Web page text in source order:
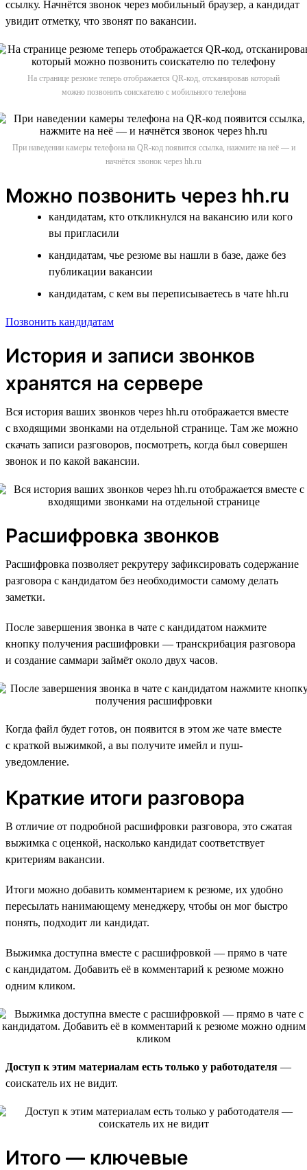
ссылку. Начнётся звонок через мобильный браузер, а кандидат
увидит отметку, что звонят по вакансии.
На странице резюме теперь отображается QR-код, отсканировав который
можно позвонить соискателю с мобильного телефона
При наведении камеры телефона на QR-код появится ссылка, нажмите на неё — и
начнётся звонок через hh.ru
Можно позвонить через hh.ru
кандидатам, кто откликнулся на вакансию или кого
вы пригласили
кандидатам, чье резюме вы нашли в базе, даже без
публикации вакансии
кандидатам, с кем вы переписываетесь в чате hh.ru
Позвонить кандидатам
История и записи звонков
хранятся на сервере
Вся история ваших звонков через hh.ru отображается вместе
с входящими звонками на отдельной странице. Там же можно
скачать записи разговоров, посмотреть, когда был совершен
звонок и по какой вакансии.
Расшифровка звонков
Расшифровка позволяет рекрутеру зафиксировать содержание
разговора с кандидатом без необходимости самому делать
заметки.
После завершения звонка в чате с кандидатом нажмите
кнопку получения расшифровки — транскрибация разговора
и создание саммари займёт около двух часов.
Когда файл будет готов, он появится в этом же чате вместе
с краткой выжимкой, а вы получите имейл и пуш-
уведомление.
Краткие итоги разговора
В отличие от подробной расшифровки разговора, это сжатая
выжимка с оценкой, насколько кандидат соответствует
критериям вакансии.
Итоги можно добавить комментарием к резюме, их удобно
пересылать нанимающему менеджеру, чтобы он мог быстро
понять, подходит ли кандидат.
Выжимка доступна вместе с расшифровкой — прямо в чате
с кандидатом. Добавить её в комментарий к резюме можно
одним кликом.
Доступ к этим материалам есть только у работодателя —
соискатель их не видит.
Итого — ключевые